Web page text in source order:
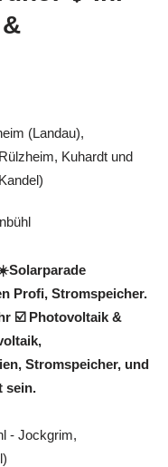
Profi, Stromspeicher.
☑️ Photovoltaik &
Stromspeicher, und
sein.